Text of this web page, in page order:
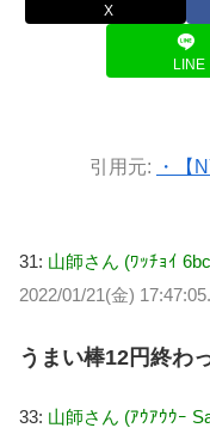
X
LINE
引用元:
・【
31: 山師さん (ﾜｯﾁｮｲ
2022/01/21(金)
うまい棒12円終わ
33: 山師さん (ｱｳｱｳｳｰ